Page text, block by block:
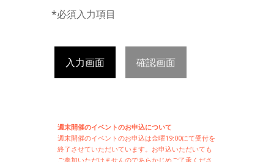
*必須入力項目
入力画面 確認画面
週末開催のイベントのお申込について
週末開催のイベントのお申込は金曜19:00にて受付を
終了させていただいています。お申込いただいても
ご参加いただけませんのであらかじめご了承くださ